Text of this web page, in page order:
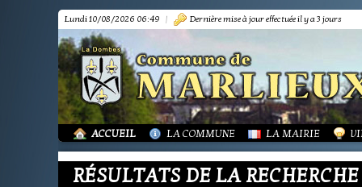
Lundi 10/08/2026 06:49 | Dernière mise à jour effectuée il y a 3 jours
ACCUEIL LA COMMUNE LA MAIRIE
RÉSULTATS DE LA RECHERCHE
PRÉSENTATION
TOURISME-COMMERCES-ARTISANS
MARPA LE RENON
VIE LOCALE
ACTUALITÉS
BIBLIOTHÈQUE
PLAN LOCAL
LES ANNONCES DE
PUBLICATIONS